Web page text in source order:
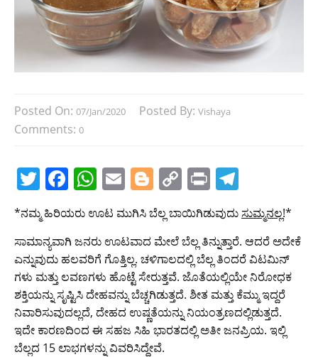
Posted On: 07/Jan/2020 Posted By: Vishaya
Comments: 0
T
w
itt
er
F
a
c
e
b
o
o
k
W
h
at
s
A
p
p
E
m
ai
l
Bl
o
g
g
er
C
o
p
y
Li
n
k
Pr
in
t
el
e
gr
a
m
*ನಮ್ಮ ಹಿರಿಯರು ಊಟ ಮುಗಿಸಿ ಬೆಲ್ಲ ಬಾಯಿಗಿಡುವುದುಸುಮ್ಮನಲ್ಲ!*
ಸಾಮಾನ್ಯವಾಗಿ ಜನರು ಊಟವಾದ ಮೇಲೆ ಬೆಲ್ಲ ತಿನ್ನುತ್ತಾರೆ. ಆದರೆ ಅದೇಕೆ
ಎನ್ನುವುದು ಹಲವರಿಗೆ ಗೊತ್ತಿಲ್ಲ. ಚಳಿಗಾಲದಲ್ಲಿ ಬೆಲ್ಲ ತಿಂದರೆ ವಿಟಮಿನ್
ಗಳು ಮತ್ತು ಲವಣಗಳು ಹೊಟ್ಟೆ ಸೇರುತ್ತವೆ. ಜೊತೆಯಲ್ಲಿಯೇ ನಿರೋಧಕ
ಶಕ್ತಿಯನ್ನು ಸೃಷ್ಟಿಸಿ ದೇಹವನ್ನು ಬೆಚ್ಚಗಿಡುತ್ತದೆ. ಶೀತ ಮತ್ತು ಕೆಮ್ಮು ಇದ್ದರೆ
ನಿವಾರಿಸುವುದಲ್ಲದೆ, ದೇಹದ ಉಷ್ಣತೆಯನ್ನು ನಿಯಂತ್ರಣದಲ್ಲಿಡುತ್ತದೆ.
ಇದೇ ಕಾರಣದಿಂದ ಈ ಸಹಜ ಸಿಹಿ ಭಾರತದಲ್ಲಿ ಅತೀ ಜನಪ್ರಿಯ. ಇಲ್ಲಿ
ಬೆಲ್ಲದ 15 ಲಾಭಗಳನ್ನು ವಿವರಿಸಿದ್ದೇವೆ.